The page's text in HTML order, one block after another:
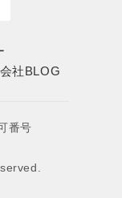
社BLOG
番号